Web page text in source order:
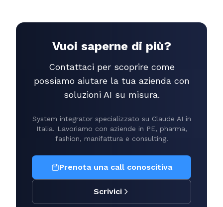
Vuoi saperne di più?
Contattaci per scoprire come
possiamo aiutare la tua azienda con
soluzioni AI su misura.
System integrator specializzato su Claude AI in
Italia. Lavoriamo con aziende in PE, pharma,
fashion, manifattura e consulting.
Prenota una call conoscitiva
Scrivici